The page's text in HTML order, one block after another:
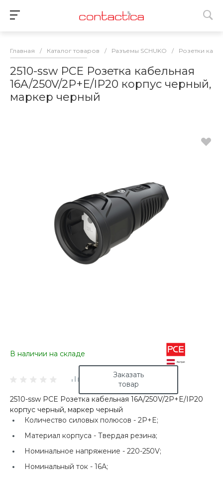
Главная / Каталог товаров / Разъемы SCHUKO / Розетки
2510-ssw PCE Розетка кабельная
16A/250V/2P+E/IP20 корпус черный,
маркер черный
В наличии на складе
Заказать
товар
2510-ssw PCE Розетка кабельная 16A/250V/2P+E/IP20
корпус черный, маркер черный
Количество силовых полюсов - 2P+E;
Материал корпуса - Твердая резина;
Номинальное напряжение - 220-250V;
Номинальный ток - 16А;